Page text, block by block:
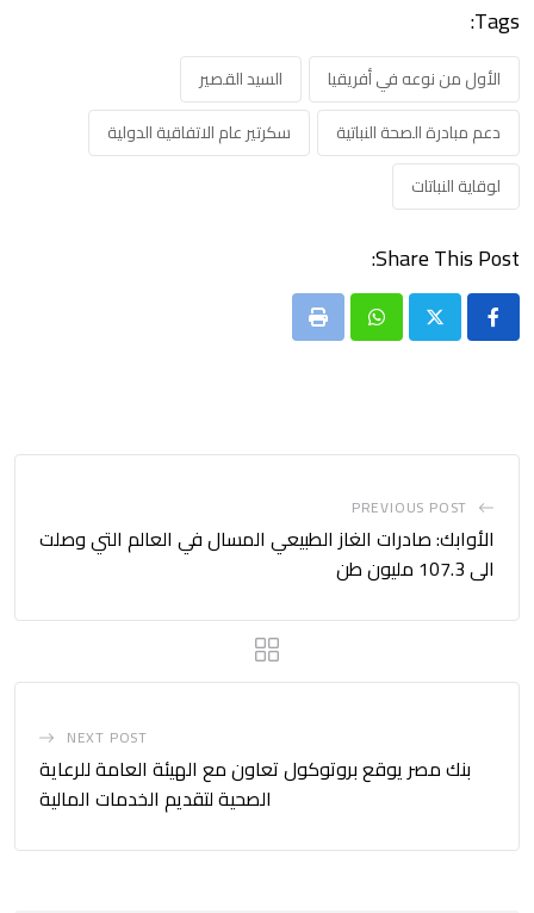
Tags:
الأول من نوعه في أفريقيا
السيد القصير
دعم مبادرة الصحة النباتية
سكرتير عام الاتفاقية الدولية
لوقاية النباتات
Share This Post:
Whatsapp
Print
PREVIOUS POST
الأوابك: صادرات الغاز الطبيعي المسال في العالم التي وصلت
الى 107.3 مليون طن
NEXT POST
بنك مصر يوقع بروتوكول تعاون مع الهيئة العامة للرعاية
الصحية لتقديم الخدمات المالية